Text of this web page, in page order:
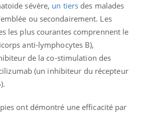
sévère, un tiers des malades
ou secondairement. Les
les plus courantes comprennent le
anti-lymphocytes B),
de la co-stimulation des
(un inhibiteur du récepteur
ont démontré une efficacité par